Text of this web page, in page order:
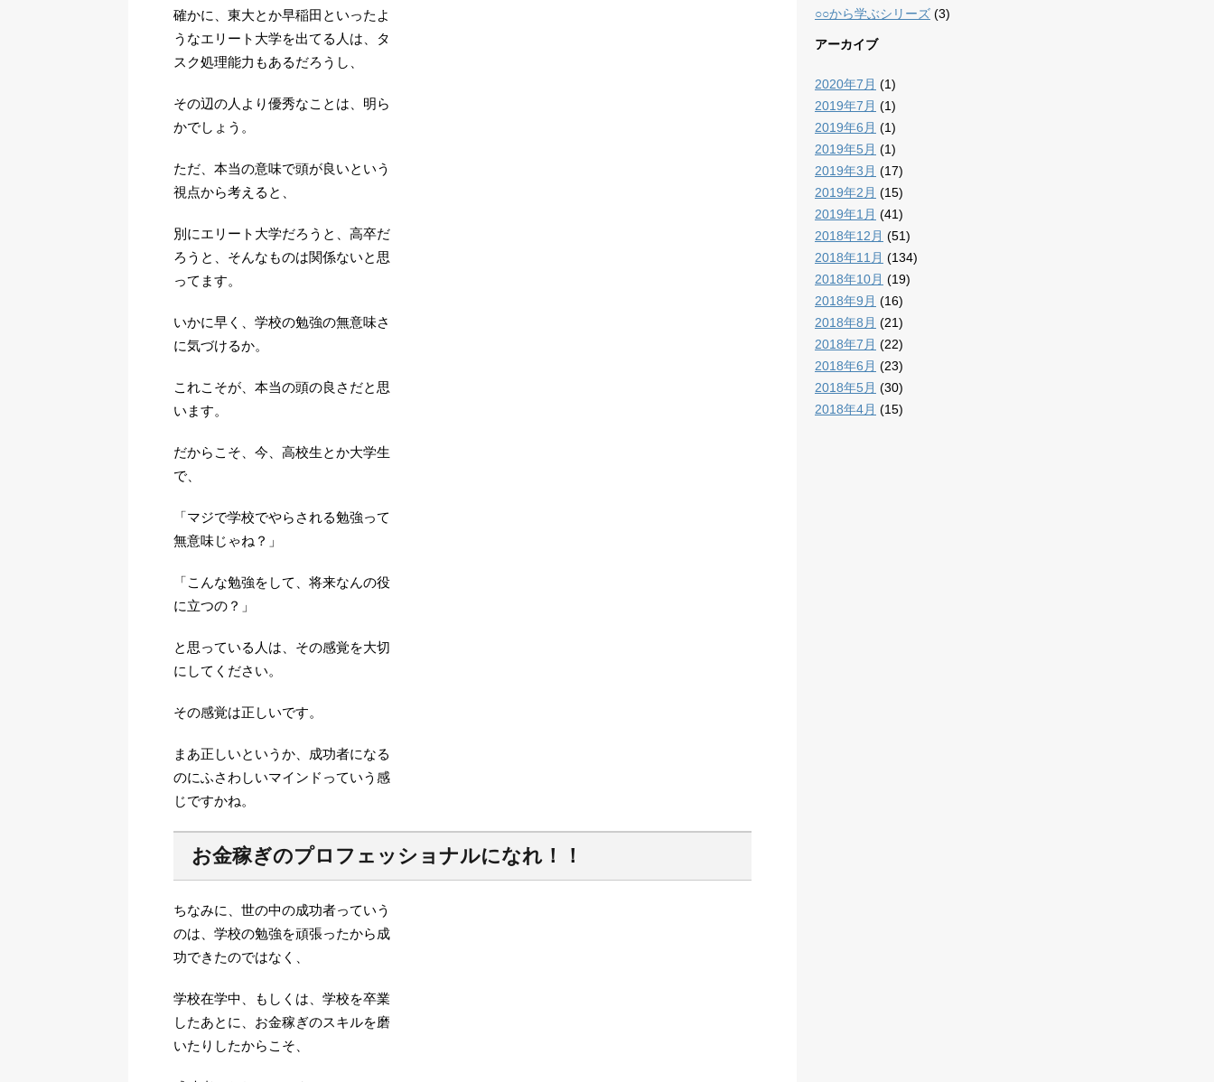
確かに、東大とか早稲田といったよ
うなエリート大学を出てる人は、タ
スク処理能力もあるだろうし、
その辺の人より優秀なことは、明ら
かでしょう。
ただ、本当の意味で頭が良いという
視点から考えると、
別にエリート大学だろうと、高卒だ
ろうと、そんなものは関係ないと思
ってます。
いかに早く、学校の勉強の無意味さ
に気づけるか。
これこそが、本当の頭の良さだと思
います。
だからこそ、今、高校生とか大学生
で、
「マジで学校でやらされる勉強って
無意味じゃね？」
「こんな勉強をして、将来なんの役
に立つの？」
と思っている人は、その感覚を大切
にしてください。
その感覚は正しいです。
まあ正しいというか、成功者になる
のにふさわしいマインドっていう感
じですかね。
お金稼ぎのプロフェッショナルになれ！！
ちなみに、世の中の成功者っていう
のは、学校の勉強を頑張ったから成
功できたのではなく、
学校在学中、もしくは、学校を卒業
したあとに、お金稼ぎのスキルを磨
いたりしたからこそ、
○○から学ぶシリーズ (3)
アーカイブ
2020年7月 (1)
2019年7月 (1)
2019年6月 (1)
2019年5月 (1)
2019年3月 (17)
2019年2月 (15)
2019年1月 (41)
2018年12月 (51)
2018年11月 (134)
2018年10月 (19)
2018年9月 (16)
2018年8月 (21)
2018年7月 (22)
2018年6月 (23)
2018年5月 (30)
2018年4月 (15)